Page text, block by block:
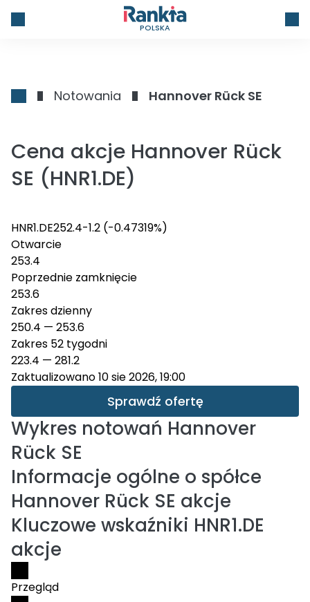
POLSKA
Notowania Hannover Rück SE
Cena akcje Hannover Rück
SE (HNR1.DE)
HNR1.DE252.4-1.2 (-0.47319%)
Otwarcie
253.4
Poprzednie zamknięcie
253.6
Zakres dzienny
250.4 — 253.6
Zakres 52 tygodni
223.4 — 281.2
Zaktualizowano 10 sie 2026, 19:00
Sprawdź ofertę
Wykres notowań Hannover
Rück SE
Informacje ogólne o spółce
Hannover Rück SE akcje
Kluczowe wskaźniki HNR1.DE
akcje
Przegląd